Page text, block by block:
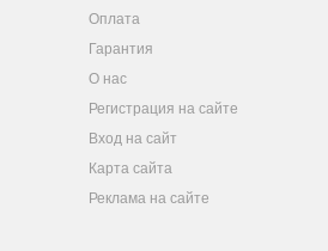
Оплата
Гарантия
О нас
Регистрация на сайте
Вход на сайт
Карта сайта
Реклама на сайте